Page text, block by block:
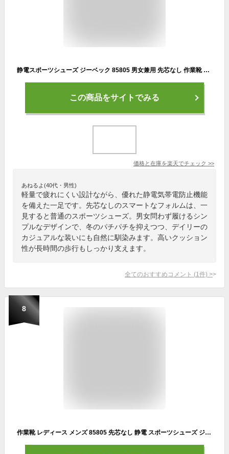
静電スポーツシューズ ジーベック 85805 男女兼用 先芯なし 作業靴 耐油 スニーカー ワークシューズ 静電気帯電防止靴 メンズ レディース ユニセックス 小さいサイズ 軽量 クッション性 XEBEC 『22.0cm～29.0cm』
この商品をサイトでみる
価格と在庫を楽天でチェック >>
あねるよ(40代・男性)
軽量で疲れにくい設計ながら、優れた静電気帯電防止機能
を備えた一足です。先芯なしのスマートなフォルムは、一
見すると普通のスポーツシューズ。男女問わず履けるシン
プルなデザインで、冬のパチパチを抑えつつ、デイリーの
カジュアルな装いにも自然に馴染みます。高いクッション
性が長時間の歩行もしっかり支えます。
全てのおすすめコメント (1 件) >
8
作業靴 レディース メンズ 85805 先芯なし 静電 スポーツシューズ ジーベック Xebec 静電性 静電気帯電防止靴 男女兼用 耐油性ゴム底 ローカット